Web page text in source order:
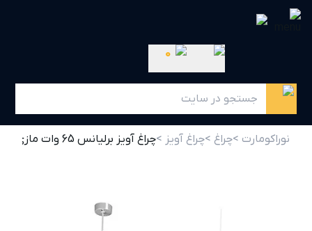
0
نوراکومارت >چراغ >چراغ آویز >چراغ آویز برلیانس 65 وات مازی نور